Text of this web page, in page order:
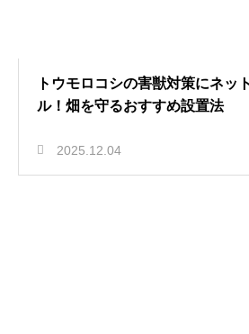
トウモロコシの害獣対策にネッ
ル！畑を守るおすすめ設置法
2025.12.04